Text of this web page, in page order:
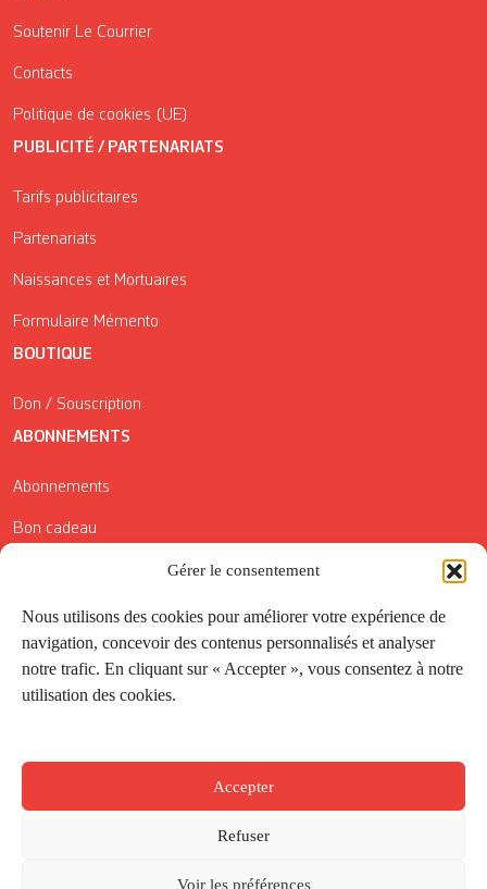
Gérer le consentement
Nous utilisons des cookies pour améliorer votre expérience de
navigation, concevoir des contenus personnalisés et analyser
notre trafic. En cliquant sur « Accepter », vous consentez à notre
utilisation des cookies.
Accepter
Refuser
Voir les préférences
Soutenir Le Courrier
Contacts
Politique de cookies (UE)
PUBLICITÉ / PARTENARIATS
Tarifs publicitaires
Partenariats
Naissances et Mortuaires
Formulaire Mémento
BOUTIQUE
Don / Souscription
ABONNEMENTS
Abonnements
Bon cadeau
Conditions générales de vente
Réductions de la Carte Côté Courrier
Application